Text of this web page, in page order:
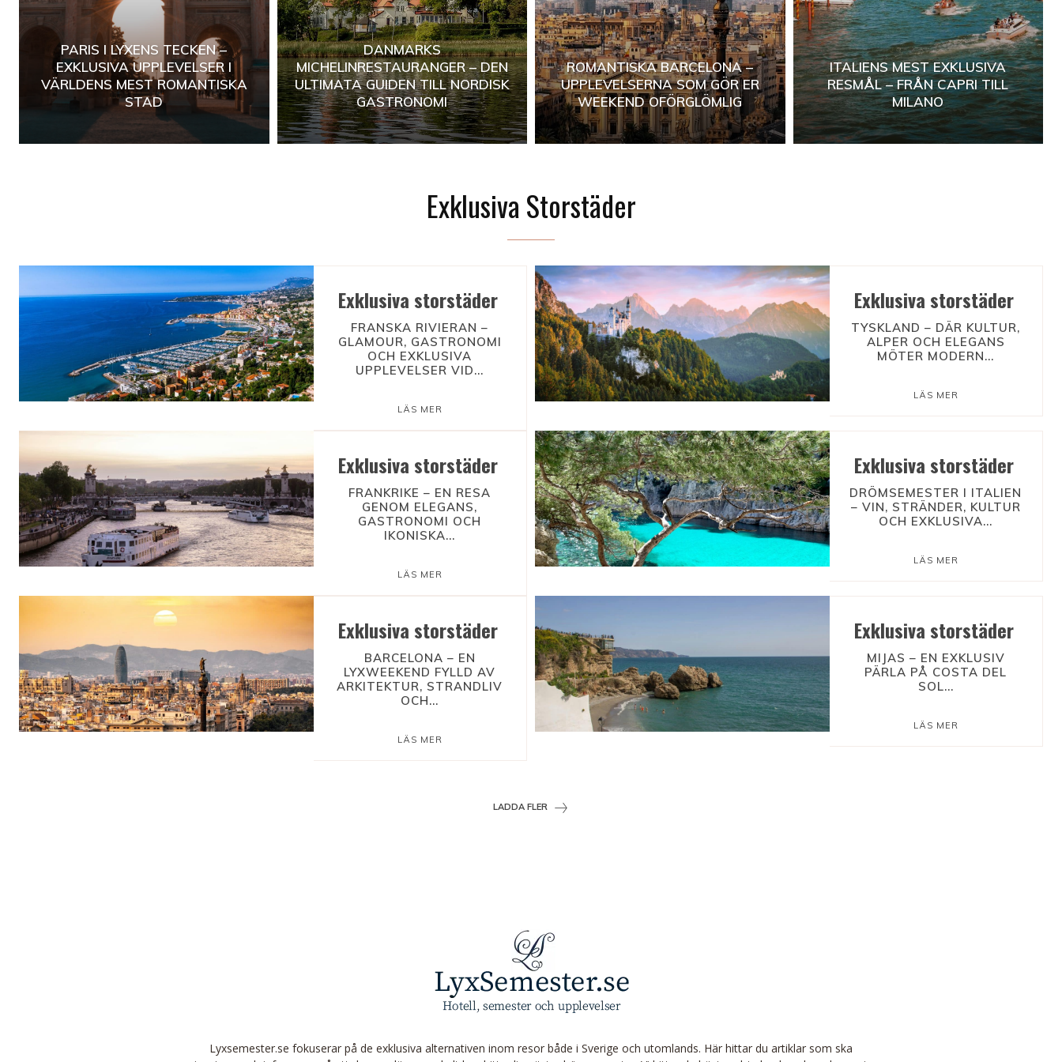
PARIS I LYXENS TECKEN –
EXKLUSIVA UPPLEVELSER I
VÄRLDENS MEST ROMANTISKA
STAD
DANMARKS
MICHELINRESTAURANGER – DEN
ULTIMATA GUIDEN TILL NORDISK
GASTRONOMI
ROMANTISKA BARCELONA –
UPPLEVELSERNA SOM GÖR ER
WEEKEND OFÖRGLÖMLIG
ITALIENS MEST EXKLUSIVA
RESMÅL – FRÅN CAPRI TILL
MILANO
Exklusiva Storstäder
Exklusiva storstäder
FRANSKA RIVIERAN –
GLAMOUR, GASTRONOMI
OCH EXKLUSIVA
UPPLEVELSER VID...
LÄS MER
Exklusiva storstäder
TYSKLAND – DÄR KULTUR,
ALPER OCH ELEGANS
MÖTER MODERN...
LÄS MER
Exklusiva storstäder
FRANKRIKE – EN RESA
GENOM ELEGANS,
GASTRONOMI OCH
IKONISKA...
LÄS MER
Exklusiva storstäder
DRÖMSEMESTER I ITALIEN
– VIN, STRÄNDER, KULTUR
OCH EXKLUSIVA...
LÄS MER
Exklusiva storstäder
BARCELONA – EN
LYXWEEKEND FYLLD AV
ARKITEKTUR, STRANDLIV
OCH...
LÄS MER
Exklusiva storstäder
MIJAS – EN EXKLUSIV
PÄRLA PÅ COSTA DEL
SOL...
LÄS MER
LADDA FLER
Lyxsemester.se fokuserar på de exklusiva alternativen inom resor både i Sverige och utomlands. Här hittar du artiklar som ska